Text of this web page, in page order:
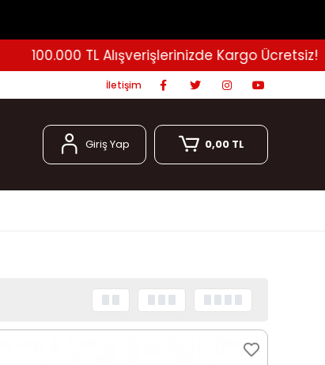
100.000 TL Alışverişlerinizde Kargo Ücretsiz!
İletişim
Giriş Yap 0,00 TL